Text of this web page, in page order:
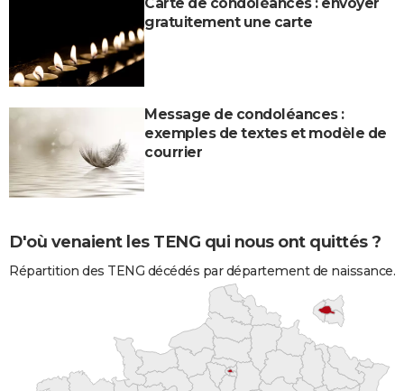
gratuitement une carte
Message de condoléances :
exemples de textes et modèle de
courrier
D'où venaient les TENG qui nous ont quittés ?
Répartition des TENG décédés par département de naissance.